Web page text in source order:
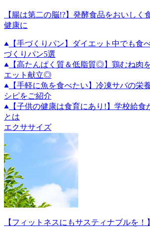
【腸は第二の脳!?】発酵食品をおいしく
健康に
【手づくりパン】ダイエット中でも
づくりパン5選
【高たんぱく質＆低脂質◎】鶏むね肉
エット献立◎
【手軽に魚を食べたい】冷凍サバの栄
シピをご紹介
【子供の健康は食育にあり!】学校給
とは
エクササイズ
【フィットネスにもサスティナブルを